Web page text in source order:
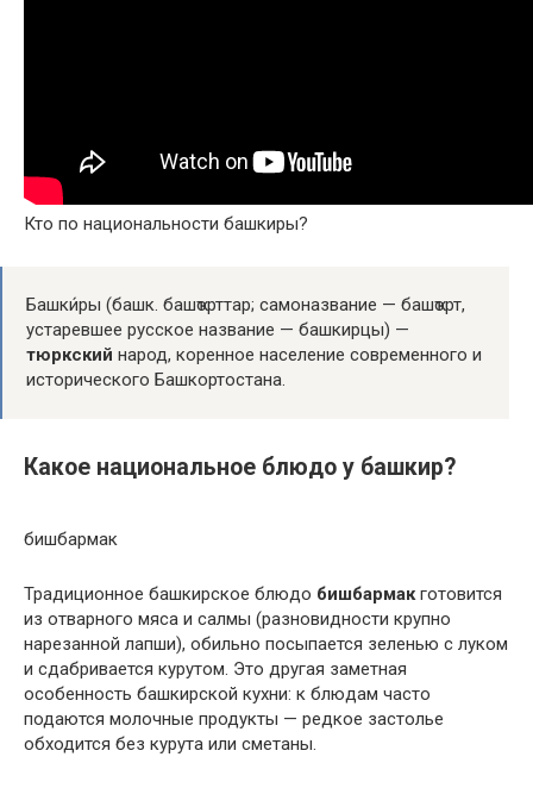
Кто по национальности башкиры?
Башки́ры (башк. башҡорттар; самоназвание — башҡорт,
устаревшее русское название — башкирцы) —
тюркский народ, коренное население современного и
исторического Башкортостана.
Какое национальное блюдо у башкир?
бишбармак
Традиционное башкирское блюдо бишбармак готовится
из отварного мяса и салмы (разновидности крупно
нарезанной лапши), обильно посыпается зеленью с луком
и сдабривается курутом. Это другая заметная
особенность башкирской кухни: к блюдам часто
подаются молочные продукты — редкое застолье
обходится без курута или сметаны.